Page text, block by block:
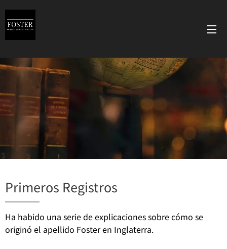
Primeros Registros
Ha habido una serie de explicaciones sobre cómo se
originó el apellido Foster en Inglaterra.Históricamente, hay
evidencia de que hubo